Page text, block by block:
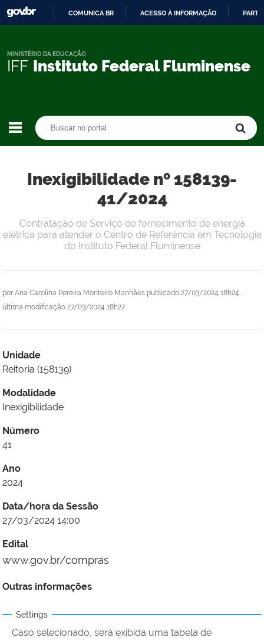
CONTEÚDO
COMUNICA BR ACESSO À INFORMAÇÃO
IFF Instituto Federal Fluminense
MINISTÉRIO DA EDUCAÇÃO
Inexigibilidade nº 158139-
41/2024
por Ana Carolina Pereira Monteiro Manhães publicado 27/03/2024 18h24,
última modificação 27/03/2024 18h27
Contratação de Serviço de fornecimento de energia
elétrica para atender o Centro de Referência em Tecnologia
do Instituto Federal Fluminense
Unidade
Reitoria (158139)
Modalidade
Inexigibilidade
Número
41
Ano
2024
Data/hora da Sessão
27/03/2024 14:00
Edital
www.gov.br/compras
Outras informações
Settings
Caso selecionado, será exibida uma tabela de